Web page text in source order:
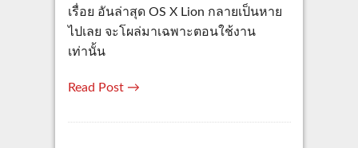
เรื่อย อันล่าสุด OS X Lion กลายเป็นหาย
ไปเลย จะโผล่มาเฉพาะตอนใช้งาน
เท่านั้น
Read Post →